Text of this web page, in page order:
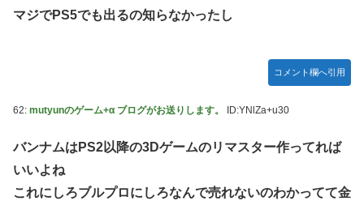
マジでPS5でも出るの知らなかったし
コメント欄へ引用
62: mutyunのゲーム+α ブログがお送りします。 ID:YNlZa+u30
バンナムはPS2以降の3Dゲームのリマスター作ってれば
いいよね
これにしろブルプロにしろなんで売れないのわかってて金